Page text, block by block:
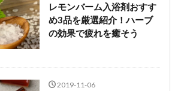
レモンバーム入浴剤おすす
め3品を厳選紹介！ハーブ
の効果で疲れを癒そう
2019-11-06